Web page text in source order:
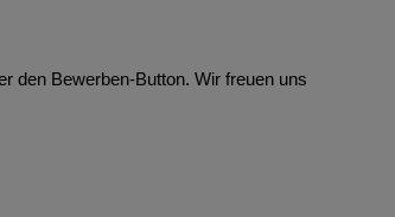
den Bewerben-Button. Wir freuen uns